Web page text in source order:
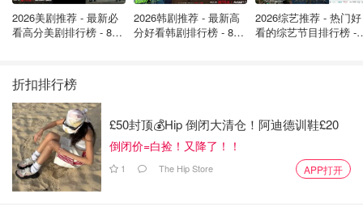
分子量最小的果酸，渗透性强，敏感肌慎用，是市面上果酸
焕肤与护肤品的主要成分。
主要功效是剥脱角质、加速胶质细胞代谢
2026美剧推荐 - 最新必
看高分美剧排行榜 - 8月
2026韩剧推荐 - 最新高
分好看韩剧排行榜 - 8月
2026综艺推荐 - 热门好
看的综艺节目排行榜 -
折扣排行榜
£50封顶💰Hip 倒闭大清仓！阿迪德训鞋£20
倒闭价=白捡！又降了！！
1 The Hip Store APP打开